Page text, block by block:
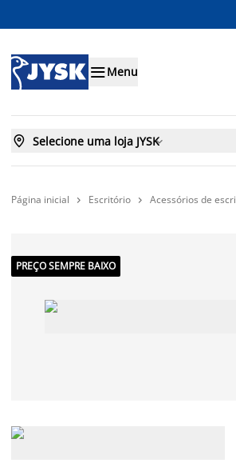
Menu
 Selecione uma loja JYSK
Página inicial  Escritório  Acessórios de
PREÇO SEMPRE BAIXO